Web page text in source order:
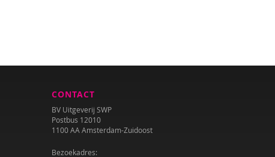
CONTACT
BV Uitgeverij SWP
Postbus 12010
1100 AA Amsterdam-Zuidoost
Bezoekadres: